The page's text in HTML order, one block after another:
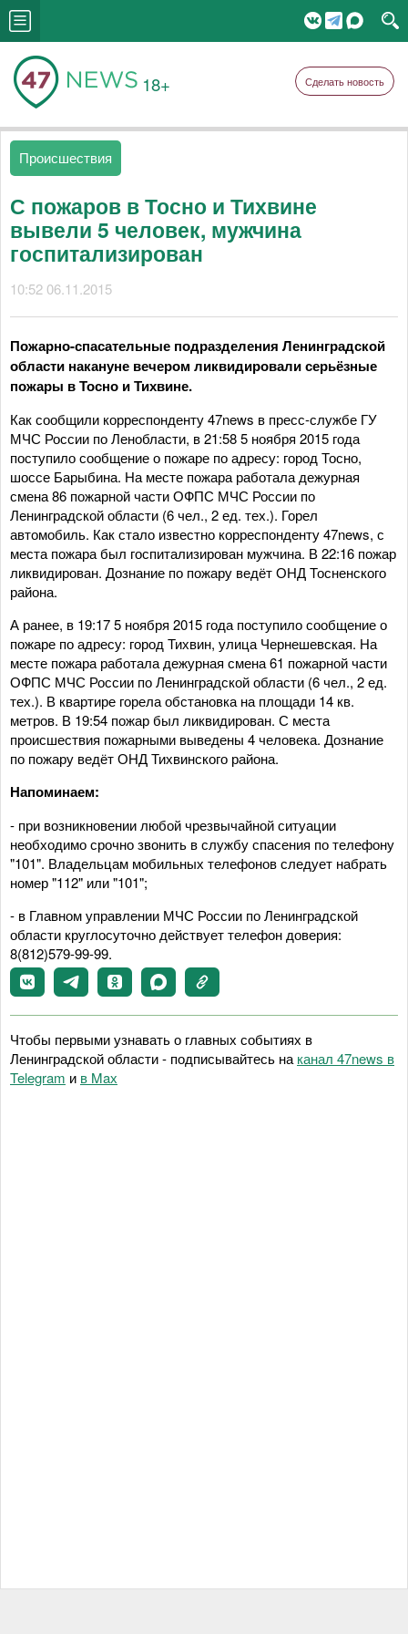
18+ Сделать новость
Происшествия
С пожаров в Тосно и Тихвине
вывели 5 человек, мужчина
госпитализирован
10:52 06.11.2015
Пожарно-спасательные подразделения Ленинградской
области накануне вечером ликвидировали серьёзные
пожары в Тосно и Тихвине.
Как сообщили корреспонденту 47news в пресс-службе ГУ
МЧС России по Ленобласти, в 21:58 5 ноября 2015 года
поступило сообщение о пожаре по адресу: город Тосно,
шоссе Барыбина. На месте пожара работала дежурная
смена 86 пожарной части ОФПС МЧС России по
Ленинградской области (6 чел., 2 ед. тех.). Горел
автомобиль. Как стало известно корреспонденту 47news, с
места пожара был госпитализирован мужчина. В 22:16 пожар
ликвидирован. Дознание по пожару ведёт ОНД Тосненского
района.
А ранее, в 19:17 5 ноября 2015 года поступило сообщение о
пожаре по адресу: город Тихвин, улица Чернешевская. На
месте пожара работала дежурная смена 61 пожарной части
ОФПС МЧС России по Ленинградской области (6 чел., 2 ед.
тех.). В квартире горела обстановка на площади 14 кв.
метров. В 19:54 пожар был ликвидирован. С места
происшествия пожарными выведены 4 человека. Дознание
по пожару ведёт ОНД Тихвинского района.
Напоминаем:
- при возникновении любой чрезвычайной ситуации
необходимо срочно звонить в службу спасения по телефону
"101". Владельцам мобильных телефонов следует набрать
номер "112" или "101";
- в Главном управлении МЧС России по Ленинградской
области круглосуточно действует телефон доверия:
8(812)579-99-99.
Чтобы первыми узнавать о главных событиях в
Ленинградской области - подписывайтесь на канал 47news в
Telegram и в Maх